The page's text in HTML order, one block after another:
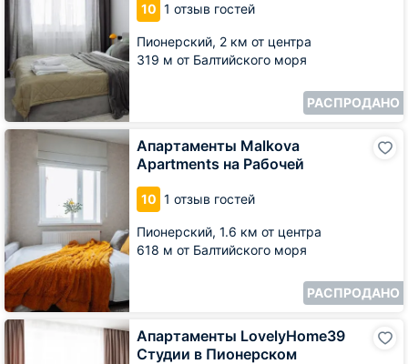
10 1 отзыв гостей
Пионерский, 2 км от центра
319 м от Балтийского моря
РАСПРОДАНО
Прибрежной
Апартаменты Malkova
Apartments на Рабочей
10 1 отзыв гостей
Пионерский, 1.6 км от центра
618 м от Балтийского моря
РАСПРОДАНО
Апартаменты
Malkova
Apartments
Апартаменты LovelyHome39
Студии в Пионерском
Апартаменты
LovelyHome39